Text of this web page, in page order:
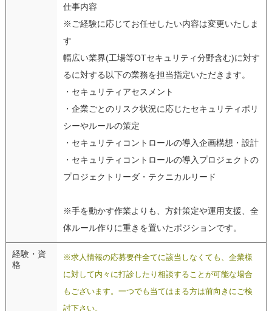
仕事内容
※ご経験に応じてお任せしたい内容は変更いたしま
す
幅広い業界(工場等OTセキュリティ分野含む)に対す
るに対する以下の業務を担当指定いただきます。
・セキュリティアセスメント
・企業ごとのリスク状況に応じたセキュリティポリ
シーやルールの策定
・セキュリティコントロールの導入企画構想・設計
・セキュリティコントロールの導入プロジェクトの
プロジェクトリーダ・テクニカルリード
※手を動かす作業よりも、方針策定や運用支援、全
体ルール作りに重きを置いたポジションです。
経験・資
格
※求人情報の応募要件全てに該当しなくても、企業様
に対して内々に打診したり相談することが可能な場合
もございます。一つでも当てはまる方は前向きにご検
討下さい。